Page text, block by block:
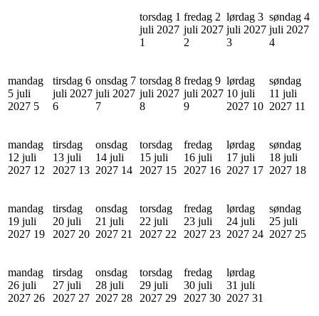
torsdag 1
juli 2027
1
fredag 2
juli 2027
2
lørdag 3
juli 2027
3
søndag 4
juli 2027
4
mandag
5 juli
2027 5
tirsdag 6
juli 2027
6
onsdag 7
juli 2027
7
torsdag 8
juli 2027
8
fredag 9
juli 2027
9
lørdag
10 juli
2027 10
søndag
11 juli
2027 11
mandag
12 juli
2027 12
tirsdag
13 juli
2027 13
onsdag
14 juli
2027 14
torsdag
15 juli
2027 15
fredag
16 juli
2027 16
lørdag
17 juli
2027 17
søndag
18 juli
2027 18
mandag
19 juli
2027 19
tirsdag
20 juli
2027 20
onsdag
21 juli
2027 21
torsdag
22 juli
2027 22
fredag
23 juli
2027 23
lørdag
24 juli
2027 24
søndag
25 juli
2027 25
mandag
26 juli
2027 26
tirsdag
27 juli
2027 27
onsdag
28 juli
2027 28
torsdag
29 juli
2027 29
fredag
30 juli
2027 30
lørdag
31 juli
2027 31